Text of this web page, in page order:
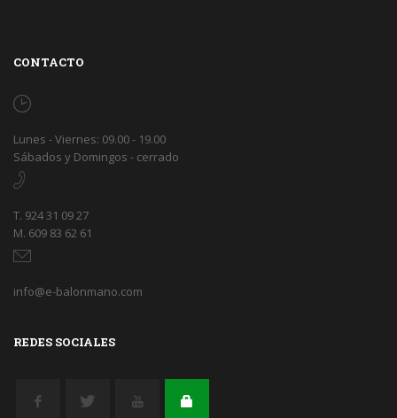
CONTACTO
Lunes - Viernes: 09.00 - 19.00
Sábados y Domingos - cerrado
T. 924 31 09 27
M. 609 83 62 61
info@e-balonmano.com
REDES SOCIALES